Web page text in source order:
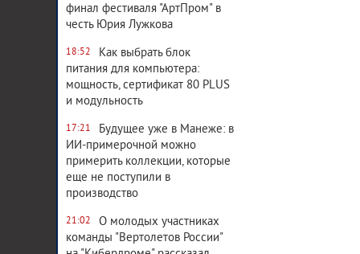
финал фестиваля "АртПром" в
честь Юрия Лужкова
18:52
Как выбрать блок
питания для компьютера:
мощность, сертификат 80 PLUS
и модульность
17:21
Будущее уже в Манеже: в
ИИ-примерочной можно
примерить коллекции, которые
еще не поступили в
производство
21:02
О молодых участниках
команды "Вертолетов России"